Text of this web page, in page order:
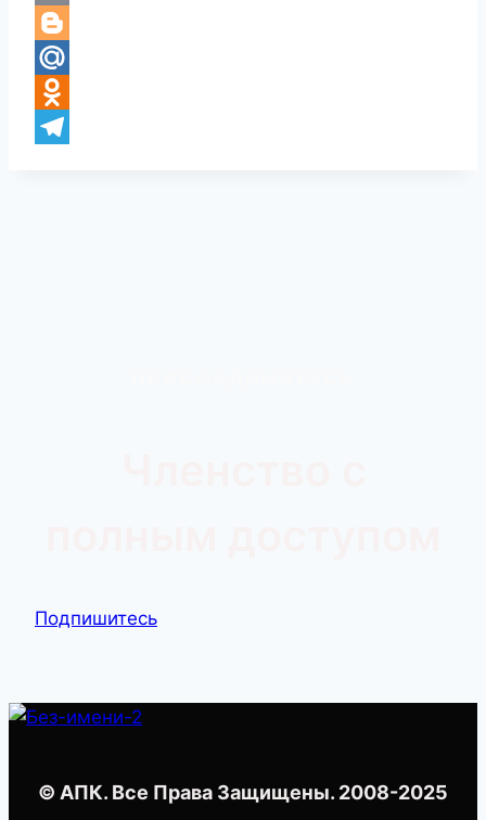
Email
Blogger
Mail.Ru
Odnoklassniki
Подпишитесь
© АПК. Все Права Защищены. 2008-2025